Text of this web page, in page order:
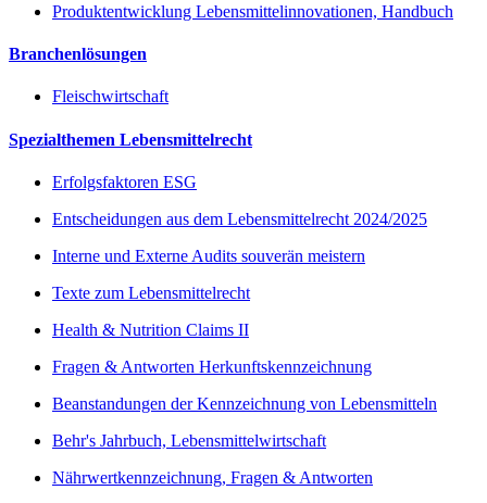
Produktentwicklung Lebensmittelinnovationen, Handbuch
Branchenlösungen
Fleischwirtschaft
Spezialthemen Lebensmittelrecht
Erfolgsfaktoren ESG
Entscheidungen aus dem Lebensmittelrecht 2024/2025
Interne und Externe Audits souverän meistern
Texte zum Lebensmittelrecht
Health & Nutrition Claims II
Fragen & Antworten Herkunftskennzeichnung
Beanstandungen der Kennzeichnung von Lebensmitteln
Behr's Jahrbuch, Lebensmittelwirtschaft
Nährwertkennzeichnung, Fragen & Antworten